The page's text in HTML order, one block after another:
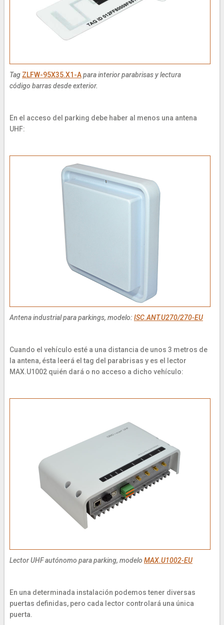
Tag ZLFW-95X35.X1-Apara interior parabrisas y lectura
código barras desde exterior.
En el acceso del parking debe haber al menos una antena
UHF:
Antena industrial para parkings, modelo: ISC.ANT.U270/270-EU
Cuando el vehículo esté a una distancia de unos 3 metros de
la antena, ésta leerá el tag del parabrisas y es el lector
MAX.U1002 quién dará o no acceso a dicho vehículo:
Lector UHF autónomo para parking, modelo MAX.U1002-EU
En una determinada instalación podemos tener diversas
puertas definidas, pero cada lector controlará una única
puerta.